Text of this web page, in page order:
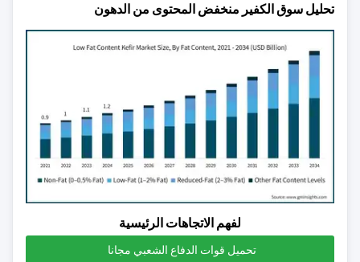
تحليل سوق الكفير منخفض المحتوى من الدهون
لفهم الاتجاهات الرئيسية
تحميل قوات الدفاع الشعبي مجانا